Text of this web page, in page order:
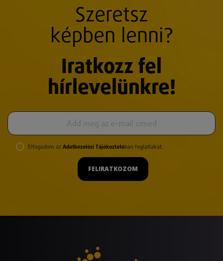
Szeretsz
képben lenni?
Iratkozz fel
hírlevelünkre!
Elfogadom az Adatkezelési Tájékoztatóban foglaltakat.
FELIRATKOZOM